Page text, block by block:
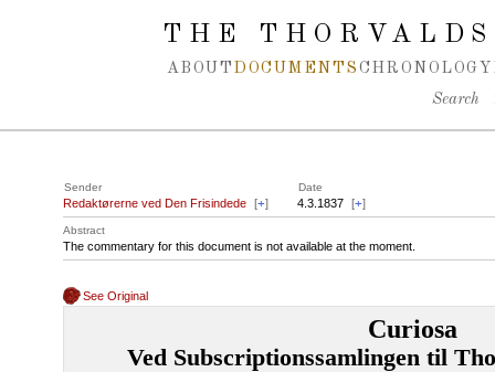
Spring navigation over
THE
ABOUT DOCUMENTS CHRONOLOGY
Search
Sender Date
Redaktørerne ved Den Frisindede [+] 4.3.1837 [+]
Abstract
The commentary for this document is not available at the moment.
See Original
Curiosa
Ved Subscriptionssamlingen til